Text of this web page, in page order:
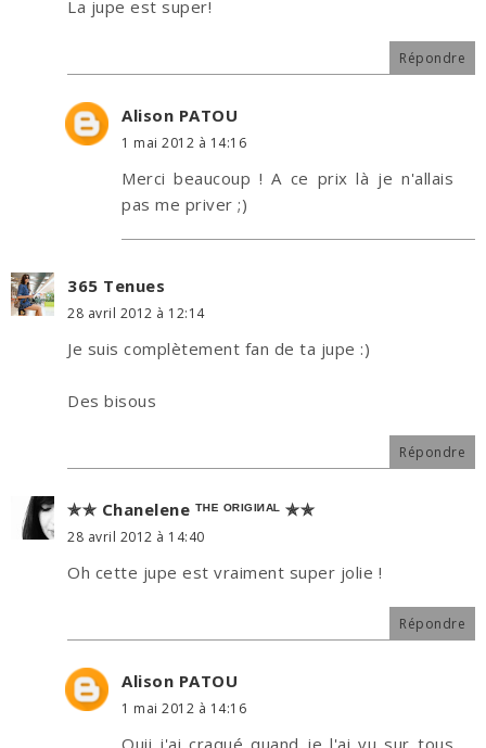
La jupe est super!
Répondre
Alison PATOU
1 mai 2012 à 14:16
Merci beaucoup ! A ce prix là je n'allais
pas me priver ;)
365 Tenues
28 avril 2012 à 12:14
Je suis complètement fan de ta jupe :)
Des bisous
Répondre
✯✯ Chanelene ᵀᴴᴱ ᴼᴿᴵᴳᴵᴻᴬᴸ ✯✯
28 avril 2012 à 14:40
Oh cette jupe est vraiment super jolie !
Répondre
Alison PATOU
1 mai 2012 à 14:16
Ouii j'ai craqué quand je l'ai vu sur tous